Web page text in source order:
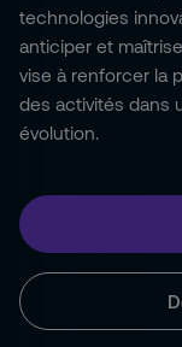
technologies
anticiper et
vise à renforcer la
des activités dans
évolution.